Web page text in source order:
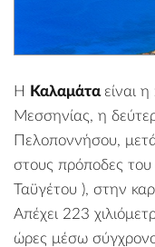
Η Καλαμάτα είναι
Μεσσηνίας, η
Πελοποννήσου,
στους πρόποδες
Ταϋγέτου ), στην
Απέχει 223
ώρες μέσω